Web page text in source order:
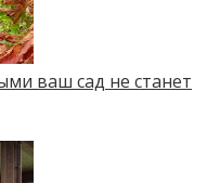
ваш сад не станет